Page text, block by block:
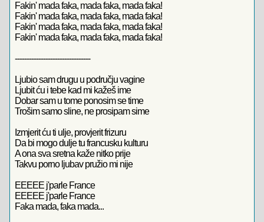
Fakin' mada faka, mada faka, mada faka!
Fakin' mada faka, mada faka, mada faka!
Fakin' mada faka, mada faka, mada faka!
Fakin' mada faka, mada faka, mada faka!
--------------------------------
Ljubio sam drugu u području vagine
Ljubit ću i tebe kad mi kažeš ime
Dobar sam u tome ponosim se time
Trošim samo sline, ne prosipam sime
Izmjerit ću ti ulje, provjerit frizuru
Da bi mogo dulje tu francusku kulturu
A ona sva sretna kaže nitko prije
Takvu porno ljubav pružio mi nije
EEEEE j'parle France
EEEEE j'parle France
Faka mada, faka mada...